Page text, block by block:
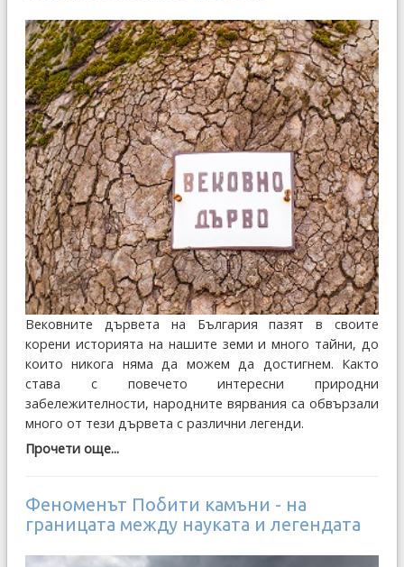
Вековните дървета на България пазят в своите
корени историята на нашите земи и много тайни, до
които никога няма да можем да достигнем. Както
става с повечето интересни природни
забележителности, народните вярвания са обвързали
много от тези дървета с различни легенди.
Прочети още...
Феноменът Побити камъни - на
границата между науката и легендата